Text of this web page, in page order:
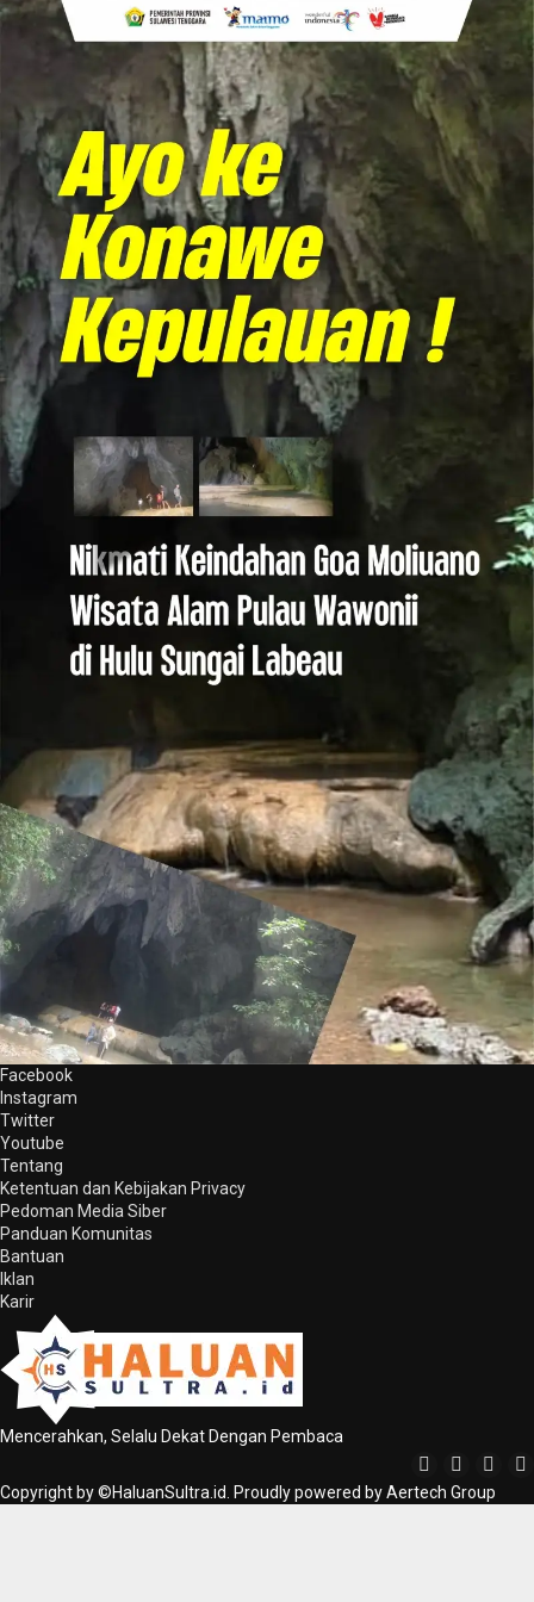
Facebook
Instagram
Twitter
Youtube
Tentang
Ketentuan dan Kebijakan Privacy
Pedoman Media Siber
Panduan Komunitas
Bantuan
Iklan
Karir
Mencerahkan, Selalu Dekat Dengan Pembaca
Copyright by ©HaluanSultra.id. Proudly powered by Aertech Group